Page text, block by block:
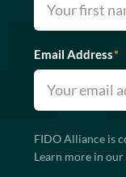
Email Address*
FIDO Alliance is
Learn more in our